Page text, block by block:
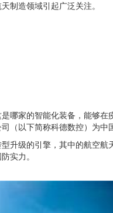
制造领域引起广泛关注。
哪家的智能化装备，能够
（以下简称科德数控）为
升级的引擎，其中的航空航
实力。